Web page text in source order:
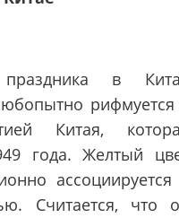
в
Китая,
года. Желтый
ассоциируется
Считается, что